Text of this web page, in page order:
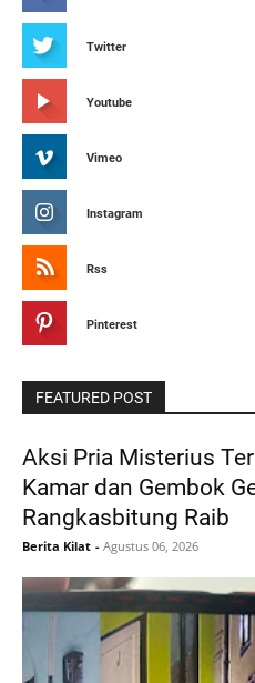
Twitter
Youtube
Vimeo
Instagram
Rss
Pinterest
FEATURED POST
Aksi Pria Misterius
Kamar dan Gembok
Rangkasbitung Raib ‎
Berita Kilat - Agustus 06, 2026